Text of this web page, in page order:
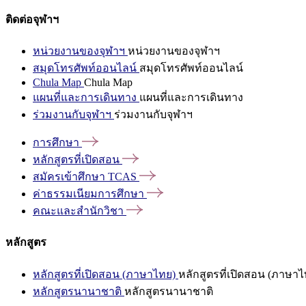
ติดต่อจุฬาฯ
หน่วยงานของจุฬาฯ หน่วยงานของจุฬาฯ
สมุดโทรศัพท์ออนไลน์ สมุดโทรศัพท์ออนไลน์
Chula Map Chula Map
แผนที่และการเดินทาง แผนที่และการเดินทาง
ร่วมงานกับจุฬาฯ ร่วมงานกับจุฬาฯ
การศึกษา
หลักสูตรที่เปิดสอน
สมัครเข้าศึกษา TCAS
ค่าธรรมเนียมการศึกษา
คณะและสำนักวิชา
หลักสูตร
หลักสูตรที่เปิดสอน (ภาษาไทย) หลักสูตรที่เปิดสอน (ภาษาไ
หลักสูตรนานาชาติ หลักสูตรนานาชาติ